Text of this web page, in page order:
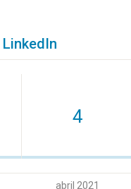
LinkedIn
4
abril 2021